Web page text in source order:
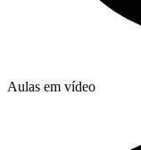
Aulas em vídeo